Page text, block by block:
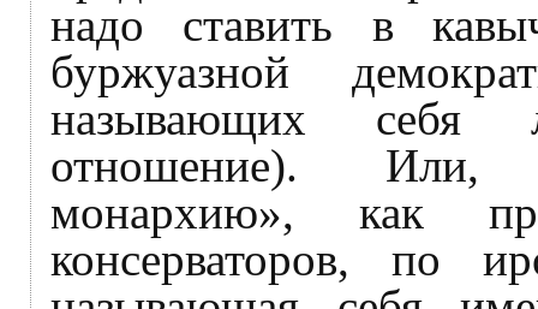
надо ставить в
буржуазной
называющих себя
отношение). Или,
монархию», как
консерваторов, по